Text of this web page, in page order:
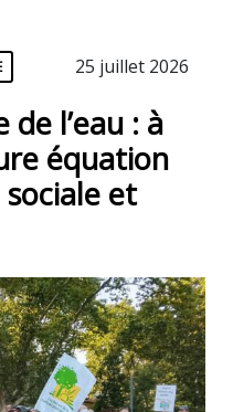
25 juillet 2026
de l’eau : à
équation
et